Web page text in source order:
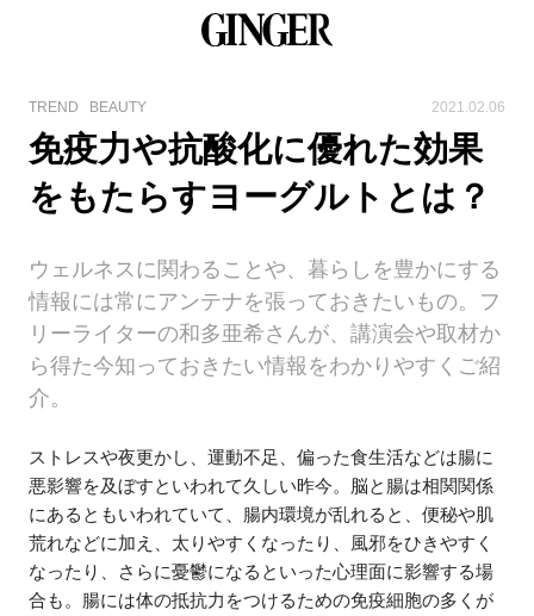
TREND BEAUTY 2021.02.06
免疫力や抗酸化に優れた効果
をもたらすヨーグルトとは？
ウェルネスに関わることや、暮らしを豊かにする
情報には常にアンテナを張っておきたいもの。フ
リーライターの和多亜希さんが、講演会や取材か
ら得た今知っておきたい情報をわかりやすくご紹
介。
ストレスや夜更かし、運動不足、偏った食生活などは腸に
悪影響を及ぼすといわれて久しい昨今。脳と腸は相関関係
にあるともいわれていて、腸内環境が乱れると、便秘や肌
荒れなどに加え、太りやすくなったり、風邪をひきやすく
なったり、さらに憂鬱になるといった心理面に影響する場
合も。腸には体の抵抗力をつけるための免疫細胞の多くが